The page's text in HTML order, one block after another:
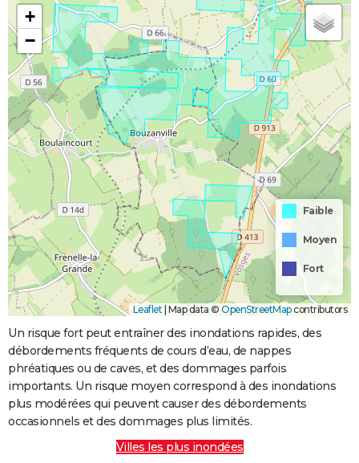
+
−
Faible
Moyen
Fort
Leaflet | Map data © OpenStreetMapcontributors
Un risque fort peut entraîner des inondations rapides, des
débordements fréquents de cours d’eau, de nappes
phréatiques ou de caves, et des dommages parfois
importants. Un risque moyen correspond à des inondations
plus modérées qui peuvent causer des débordements
occasionnels et des dommages plus limités.
Villes les plus inondées